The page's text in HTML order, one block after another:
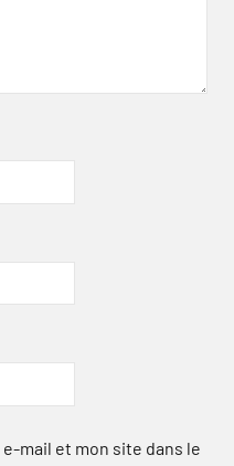
mail et mon site dans le